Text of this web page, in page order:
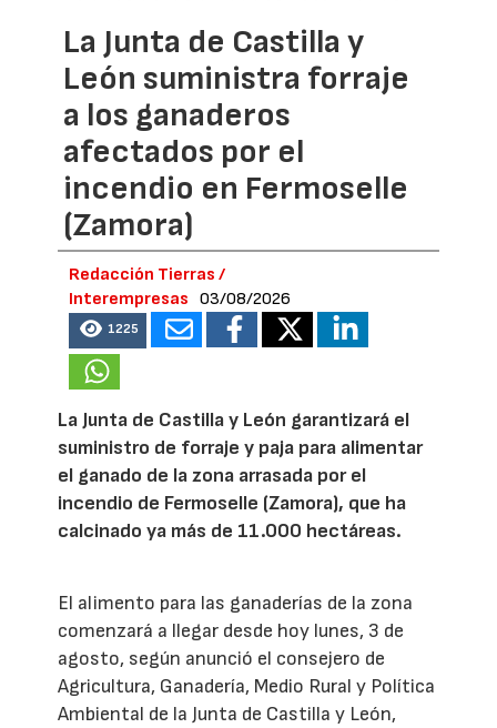
La Junta de Castilla y
León suministra forraje
a los ganaderos
afectados por el
incendio en Fermoselle
(Zamora)
Redacción Tierras /
Interempresas
03/08/2026
1225
La Junta de Castilla y León garantizará el
suministro de forraje y paja para alimentar
el ganado de la zona arrasada por el
incendio de Fermoselle (Zamora), que ha
calcinado ya más de 11.000 hectáreas.
El alimento para las ganaderías de la zona
comenzará a llegar desde hoy lunes, 3 de
agosto, según anunció el consejero de
Agricultura, Ganadería, Medio Rural y Política
Ambiental de la Junta de Castilla y León,